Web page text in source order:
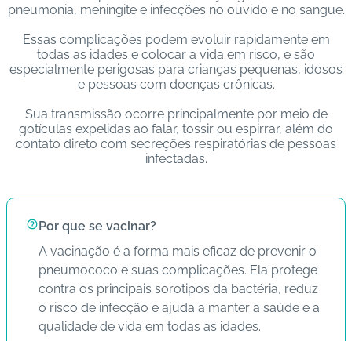
s
I
m
o
bi
gi
c
s
Pl
a
n
pneumonia, meningite e infecções no ouvido e no sangue.
Essas complicações podem evoluir rapidamente em
todas as idades e colocar a vida em risco, e são
especialmente perigosas para crianças pequenas, idosos
e pessoas com doenças crônicas.
Sua transmissão ocorre principalmente por meio de
gotículas expelidas ao falar, tossir ou espirrar, além do
contato direto com secreções respiratórias de pessoas
infectadas.
Por que se vacinar?
A vacinação é a forma mais eficaz de prevenir o
pneumococo e suas complicações. Ela protege
contra os principais sorotipos da bactéria, reduz
o risco de infecção e ajuda a manter a saúde e a
qualidade de vida em todas as idades.